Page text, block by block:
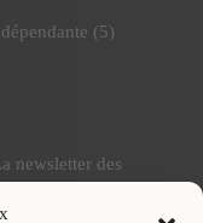
(5)
newsletter des